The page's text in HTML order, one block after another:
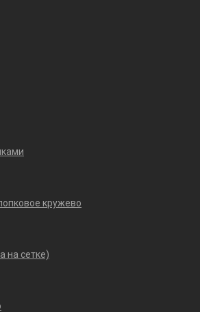
кружево
на сетке)